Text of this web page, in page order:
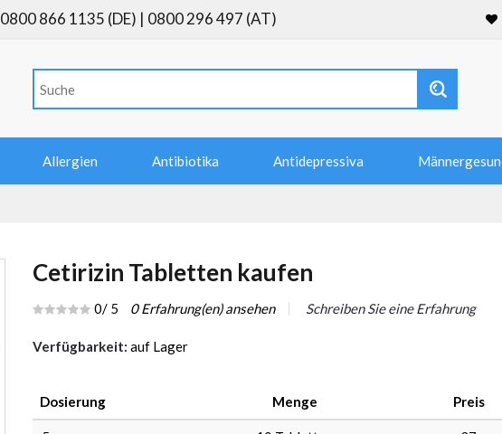
0800 866 1135 (DE) | 0800 296 497 (AT)
Allergien Antibiotika Antidepressiva
Cetirizin Tabletten kaufen
0/ 5 0Erfahrung(en) ansehen Schreiben Sie eine Erfahrung
Verfügbarkeit: auf Lager
Dosierung Menge Preis